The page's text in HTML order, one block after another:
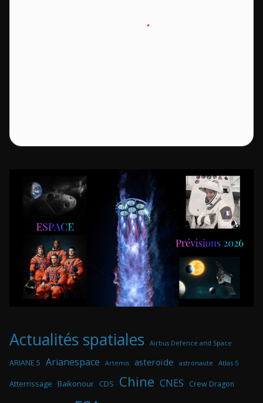
Actualités spatiales Airbus Defence and Space
ARIANE 5 Arianespace Artemis asteroïde astronaute Atlas 5
Atterrissage Baikonour CDS Chine CNES Crew Dragon